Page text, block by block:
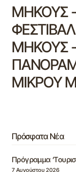
ΜΗΚΟΥΣ
ΜΗΚΟΥΣ
ΜΙΚΡΟΥ
Πρόσφατα Νέα
Πρόγραμμα
7 Αυγούστου 2026